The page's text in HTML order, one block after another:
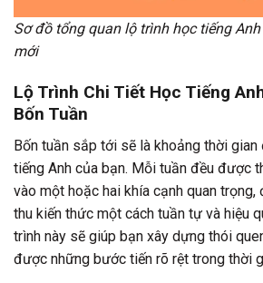
Sơ đồ tổng quan lộ trình học tiếng
mới
Lộ Trình Chi Tiết Học Tiếng
Bốn Tuần
Bốn tuần sắp tới sẽ là khoảng thời gian
tiếng Anh của bạn. Mỗi tuần đều được
vào một hoặc hai khía cạnh quan
thu kiến thức một cách tuần tự và hiệu
trình này sẽ giúp bạn xây dựng thói
được những bước tiến rõ rệt trong thời